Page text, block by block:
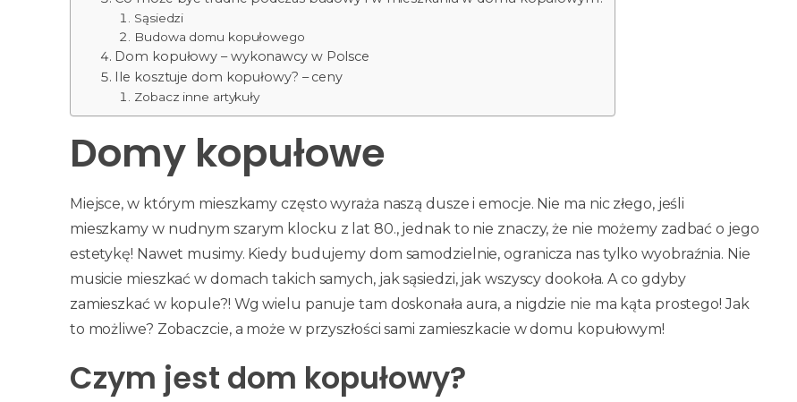
Sąsiedzi
Budowa domu kopułowego
Dom kopułowy – wykonawcy w Polsce
Ile kosztuje dom kopułowy? – ceny
Zobacz inne artykuły
Domy kopułowe
Miejsce, w którym mieszkamy często wyraża naszą dusze i emocje. Nie ma nic złego, jeśli
mieszkamy w nudnym szarym klocku z lat 80., jednak to nie znaczy, że nie możemy zadbać o jego
estetykę! Nawet musimy. Kiedy budujemy dom samodzielnie, ogranicza nas tylko wyobraźnia. Nie
musicie mieszkać w domach takich samych, jak sąsiedzi, jak wszyscy dookoła. A co gdyby
zamieszkać w kopule?! Wg wielu panuje tam doskonała aura, a nigdzie nie ma kąta prostego! Jak
to możliwe? Zobaczcie, a może w przyszłości sami zamieszkacie w domu kopułowym!
Czym jest dom kopułowy?